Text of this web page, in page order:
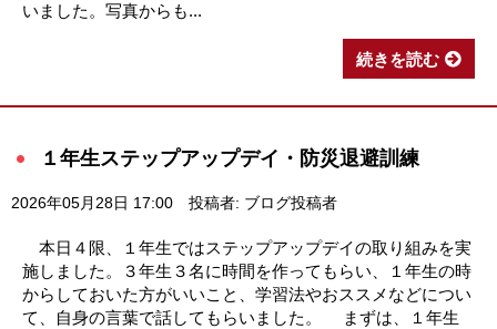
いました。写真からも...
続きを読む
１年生ステップアップデイ・防災退避訓練
2026年05月28日 17:00 投稿者: ブログ投稿者
本日４限、１年生ではステップアップデイの取り組みを実
施しました。３年生３名に時間を作ってもらい、１年生の時
からしておいた方がいいこと、学習法やおススメなどについ
て、自身の言葉で話してもらいました。 まずは、１年生